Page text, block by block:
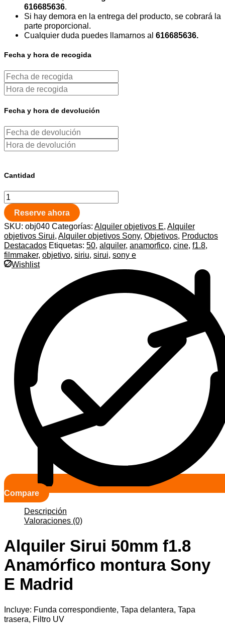
616685636.
Si hay demora en la entrega del producto, se cobrará la
parte proporcional.
Cualquier duda puedes llamarnos al 616685636.
Fecha y hora de recogida
Fecha y hora de devolución
Cantidad
Reserve ahora
SKU: obj040 Categorías: Alquiler objetivos E, Alquiler
objetivos Sirui, Alquiler objetivos Sony, Objetivos, Productos
Destacados Etiquetas: 50, alquiler, anamorfico, cine, f1.8,
filmmaker, objetivo, siriu, sirui, sony e
Wishlist
Compare
Descripción
Valoraciones (0)
Alquiler Sirui 50mm f1.8
Anamórfico montura Sony
E Madrid
Incluye: Funda correspondiente, Tapa delantera, Tapa
trasera, Filtro UV